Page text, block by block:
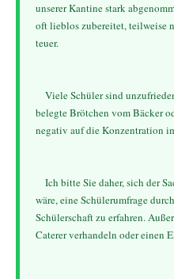
unserer Kantine stark
oft lieblos zubereitet, teilweise
teuer.
belegte Brötchen vom Bäcker
negativ auf die Konzentration
wäre, eine Schülerumfrage
Schülerschaft zu erfahren.
Caterer verhandeln oder einen